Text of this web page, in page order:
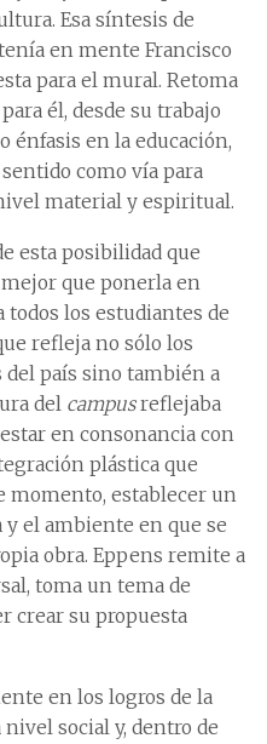
Esa síntesis de
en mente Francisco
para el mural. Retoma
él, desde su trabajo
énfasis en la educación,
como vía para
material y espiritual.
esta posibilidad que
que ponerla en
todos los estudiantes de
refleja no sólo los
país sino también a
del campusreflejaba
en consonancia con
plástica que
momento, establecer un
el ambiente en que se
obra. Eppens remite a
toma un tema de
crear su propuesta
en los logros de la
social y, dentro de